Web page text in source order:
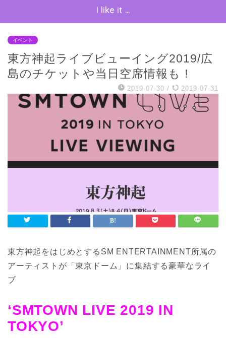
I like it …
イベント
東方神起ライブビューイング2019/広
島のチケットや当日空席情報も！
2019-07-30 / 2019-07-31
東方神起をはじめとするSM ENTERTAINMENT所属の
アーティストが「東京ドーム」に集結する豪華なライ
ブ
‘SMTOWN LIVE 2019 IN
TOKYO’